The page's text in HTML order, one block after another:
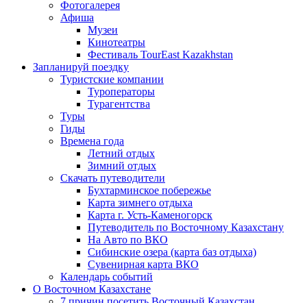
Фотогалерея
Афиша
Музеи
Кинотеатры
Фестиваль TourEast Kazakhstan
Запланируй поездку
Туристские компании
Туроператоры
Турагентства
Туры
Гиды
Времена года
Летний отдых
Зимний отдых
Скачать путеводители
Бухтарминское побережье
Карта зимнего отдыха
Карта г. Усть-Каменогорск
Путеводитель по Восточному Казахстану
На Авто по ВКО
Сибинские озера (карта баз отдыха)
Сувенирная карта ВКО
Календарь событий
О Восточном Казахстане